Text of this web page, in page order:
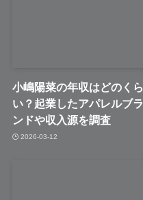
小嶋陽菜の年収はどのくら
い？起業したアパレルブラ
ンドや収入源を調査
2026-03-12